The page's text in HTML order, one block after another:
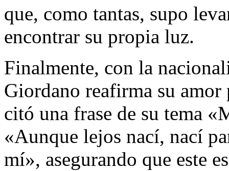
que, como tantas, supo
encontrar su propia luz.
Finalmente, con la
Giordano reafirma su
citó una frase de su tema
«Aunque lejos nací, nací
mí», asegurando que este